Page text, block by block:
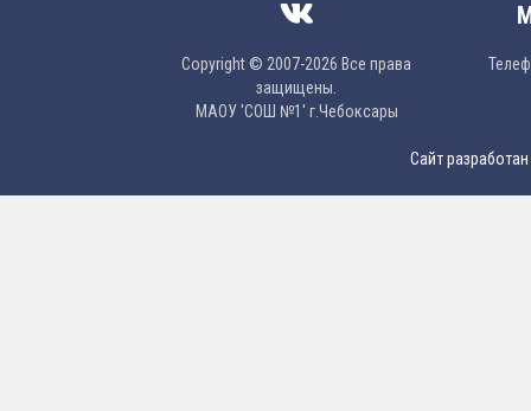
Copyright © 2007-2026 Все права
защищены.
МAОУ 'CОШ №1' г.Чебоксары
Сайт